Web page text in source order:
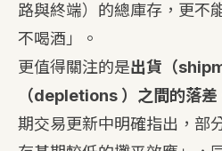
路與終端）的總庫存，更不
不喝酒」。
更值得關注的是出貨（
（depletions ）之間的落差
期交易更新中明確指出，部